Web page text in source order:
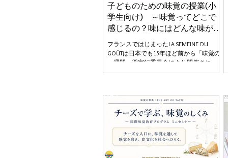
子どものための味覚の授業(小
学生向け) ～味覚ってどこで
感じるの？味にはどんな味があ
るの？～
フランスではじまったLA SEMEINE DU
GOÛTは日本でも15年ほど前から「味覚の
一週間」🄬実行委員会により開催され、
毎年秋に料理人やパティシエにより全国
る日本チーズアートフロマジェ協会でも
この活動に賛同し、毎年秋にフロマジェ
が小学校に出向いて「味覚の授業」🄬の
ボランティア活動をし、多くの児童たち
に、おいしさはどこで感じるのか、味に
はどんな味があるのか、体験授業をして
きました。 この度の 「味覚の祭典」で
DAY
2